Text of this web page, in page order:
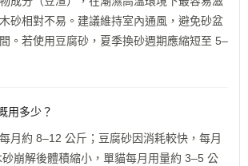
砂相對不易。建議維持室內通風，避免砂盆
。若使用豆腐砂，夏季換砂週期應縮短至 5–
用多少？
月約 8–12 公斤；豆腐砂因消耗較快，每月
崩解後體積縮小，單貓每月用量約 3–5 公